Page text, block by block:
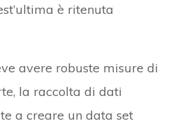
è ritenuta
avere robuste misure di
la raccolta di dati
a creare un data set